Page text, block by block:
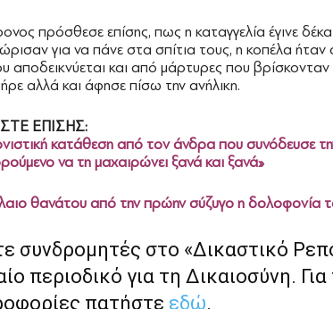
πρόσθεσε επίσης, πως η καταγγελία έγινε
για να πάνε στα σπίτια τους, η κοπέλα
αποδεικνύεται και από μάρτυρες που
αλλά και άφησε πίσω την ανήλικη.
ΕΠΙΣΗΣ:
κατάθεση από τον άνδρα που συνόδευσε
να τη μαχαιρώνει ξανά και ξανά»
θανάτου από την πρώην σύζυγο η δολοφονία
συνδρομητές στο «Δικαστικό
περιοδικό για τη Δικαιοσύνη.
πατήστε εδώ.